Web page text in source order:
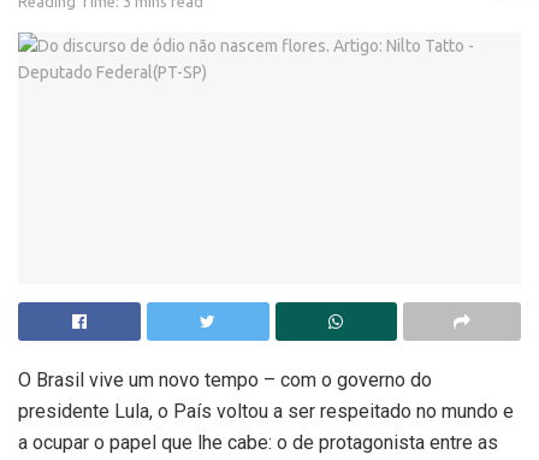
O Brasil vive um novo tempo – com o governo do
presidente Lula, o País voltou a ser respeitado no mundo e
a ocupar o papel que lhe cabe: o de protagonista entre as